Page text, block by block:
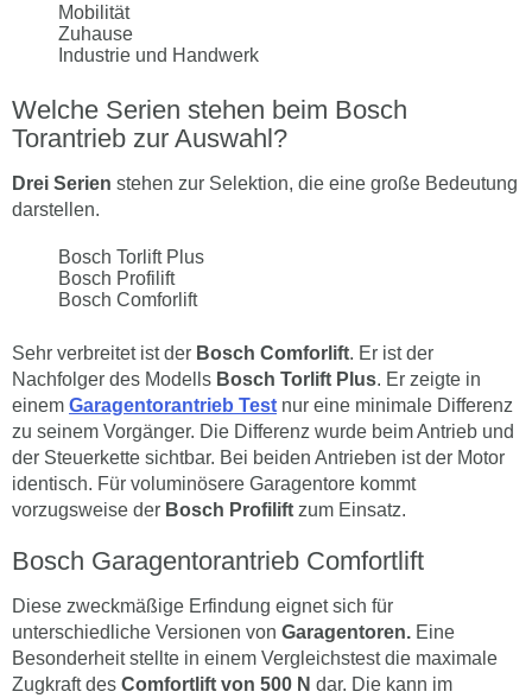
Mobilität
Zuhause
Industrie und Handwerk
Welche Serien stehen beim Bosch
Torantrieb zur Auswahl?
Drei Serien stehen zur Selektion, die eine große Bedeutung
darstellen.
Bosch Torlift Plus
Bosch Profilift
Bosch Comforlift
Sehr verbreitet ist der Bosch Comforlift. Er ist der
Nachfolger des Modells Bosch Torlift Plus. Er zeigte in
einem Garagentorantrieb Test nur eine minimale Differenz
zu seinem Vorgänger. Die Differenz wurde beim Antrieb und
der Steuerkette sichtbar. Bei beiden Antrieben ist der Motor
identisch. Für voluminösere Garagentore kommt
vorzugsweise der Bosch Profilift zum Einsatz.
Bosch Garagentorantrieb Comfortlift
Diese zweckmäßige Erfindung eignet sich für
unterschiedliche Versionen von Garagentoren. Eine
Besonderheit stellte in einem Vergleichstest die maximale
Zugkraft des Comfortlift von 500 N dar. Die kann im